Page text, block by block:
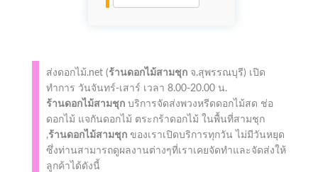
ส่งดอกไม้.net (ร้านดอกไม้สามชุกจ.สุพรรณบุรี) เปิด
ทำการ วันจันทร์-เสาร์ เวลา 8.00-20.00 น.
ร้านดอกไม้สามชุกบริการจัดส่งพวงหรีดดอกไม้สด ช่อ
ดอกไม้ แจกันดอกไม้ ตระกร้าดอกไม้ ในพื้นที่สามชุก
,ร้านดอกไม้สามชุกของเราเปิดบริการทุกวัน ไม่มีวันหยุด
ซึ่งท่านสามารถดูผลงานต่างๆที่เราเคยจัดทำและจัดส่งให้
ลูกค้าได้ดังนี้